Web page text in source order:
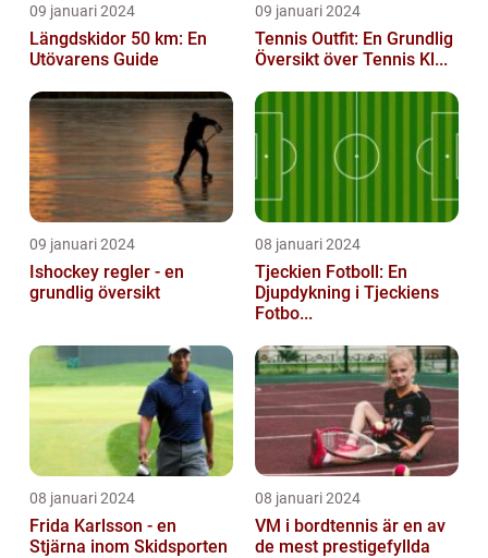
09 januari 2024
Längdskidor 50 km: En
Utövarens Guide
09 januari 2024
Tennis Outfit: En Grundlig
Översikt över Tennis Kl...
09 januari 2024
Ishockey regler - en
grundlig översikt
08 januari 2024
Tjeckien Fotboll: En
Djupdykning i Tjeckiens
Fotbo...
08 januari 2024
Frida Karlsson - en
Stjärna inom Skidsporten
08 januari 2024
VM i bordtennis är en av
de mest prestigefyllda